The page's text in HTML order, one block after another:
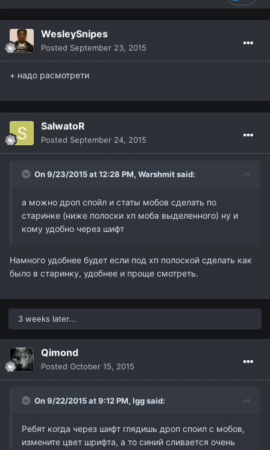
WesleySnipes
Posted September 23, 2015
+ надо расмотрети
SalwatoR
Posted September 24, 2015
On 9/23/2015 at 12:28 PM, Warshmitsaid:
а можно дроп спойл и статы мобов сделать по
старинке (ниже полоски хп моба выделенного) ну и
кому удобно через шифт
Намного удобнее будет если под хп полоской сделать как
было в старинку, удобнее и проще смотреть.
3 weeks later...
Qimond
Posted October 15, 2015
On 9/22/2015 at 9:12 PM, Iggsaid:
Ребят когда через шифт глядишь дроп споил с мобов,
измените цвет шрифта, а то синий сливается очень